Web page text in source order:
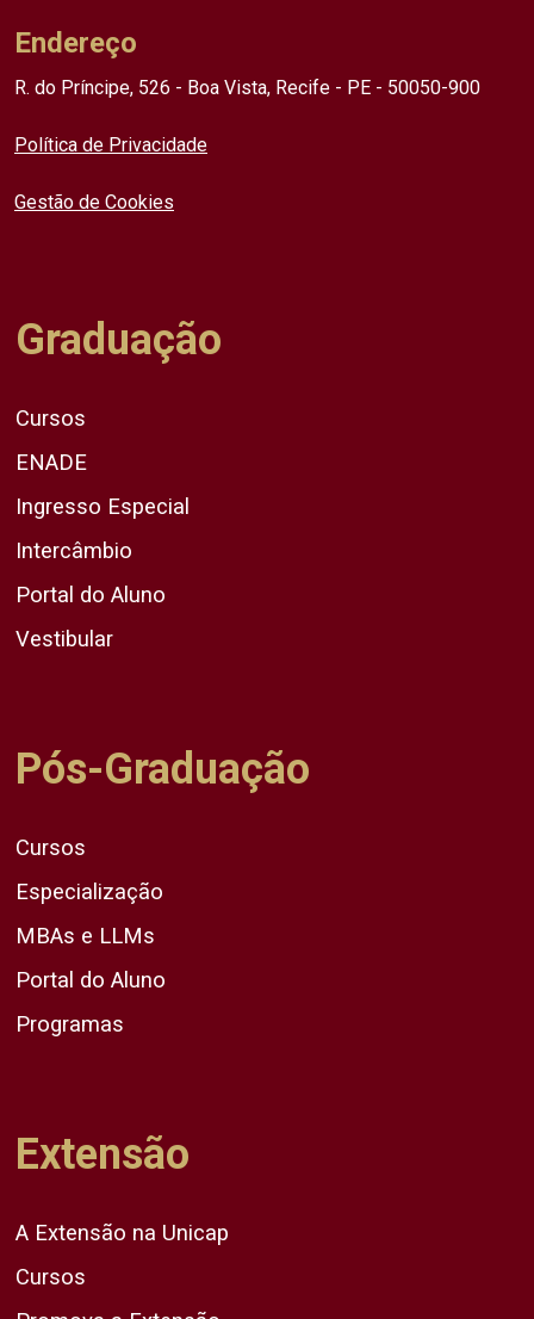
Endereço
R. do Príncipe, 526 - Boa Vista, Recife - PE - 50050-900
Política de Privacidade
Gestão de Cookies
Graduação
Cursos
ENADE
Ingresso Especial
Intercâmbio
Portal do Aluno
Vestibular
Pós-Graduação
Cursos
Especialização
MBAs e LLMs
Portal do Aluno
Programas
Extensão
A Extensão na Unicap
Cursos